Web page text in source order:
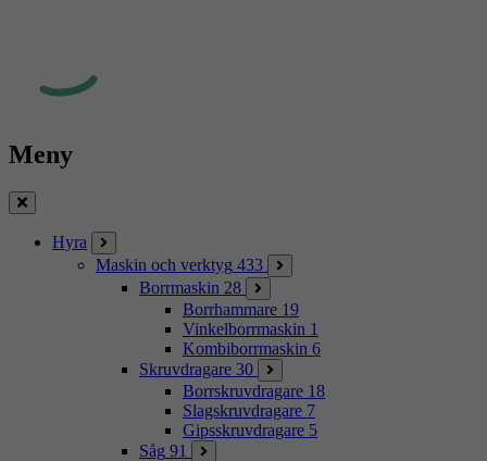
Meny
Stäng
Hyra
Maskin och verktyg 433
Borrmaskin 28
Borrhammare 19
Vinkelborrmaskin 1
Kombiborrmaskin 6
Skruvdragare 30
Borrskruvdragare 18
Slagskruvdragare 7
Gipsskruvdragare 5
Såg 91